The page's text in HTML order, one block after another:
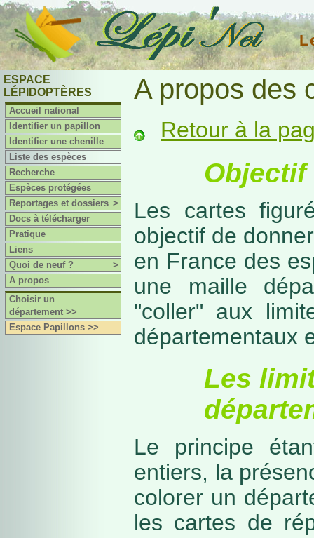
ESPACE
LÉPIDOPTÈRES
Accueil national
Identifier un papillon
Identifier une chenille
Liste des espèces
Recherche
Espèces protégées
Reportages et dossiers >
Docs à télécharger
Pratique
Liens
Quoi de neuf ?
>
A propos
Choisir un
département >>
Espace Papillons >>
A propos des
Retour à la
Objectif
Les cartes
objectif de
en France des
une maille
"coller" aux
départementaux
Les
Le principe
entiers, la
colorer un
les cartes de